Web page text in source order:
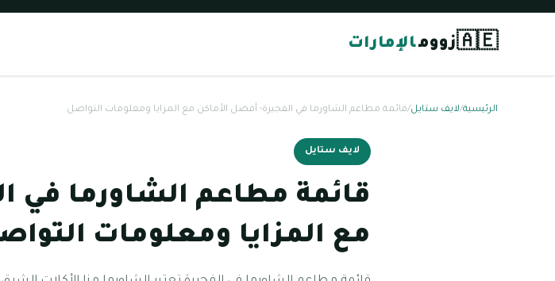
🇦🇪زوومالإمارات
الرئيسية/لايف ستايل/قائمة مطاعم الشاورما في الفجيرة؛ أفضل الأماكن مع المزايا ومعلومات التواصل
لايف ستايل
قائمة مطاعم الشاورما في
مع المزايا ومعلومات